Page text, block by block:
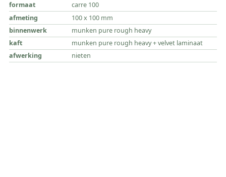
formaat
carre 100
afmeting
100 x 100 mm
binnenwerk
munken pure rough heavy
kaft
munken pure rough heavy + velvet laminaat
afwerking
nieten